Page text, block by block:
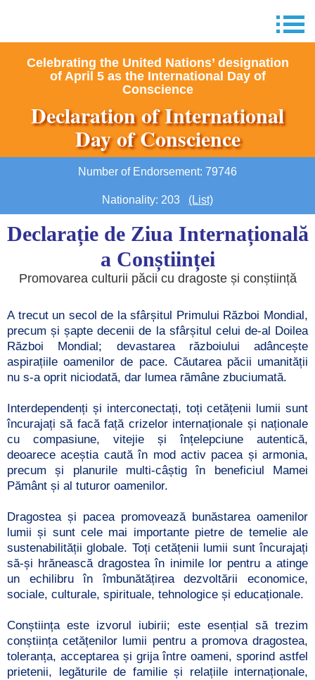
Celebrating the United Nations’ designation
of April 5 as the International Day of
Conscience
Declaration of International
Day of Conscience
Number of Endorsement: 79746
Nationality: 203 (List)
Declarație de Ziua Internațională
a Conștiinței
Promovarea culturii păcii cu dragoste și conștiință
A trecut un secol de la sfârșitul Primului Război Mondial,
precum și șapte decenii de la sfârșitul celui de-al Doilea
Război Mondial; devastarea războiului adâncește
aspirațiile oamenilor de pace. Căutarea păcii umanității
nu s-a oprit niciodată, dar lumea rămâne zbuciumată.
Interdependenți și interconectați, toți cetățenii lumii sunt
încurajați să facă față crizelor internaționale și naționale
cu compasiune, vitejie și înțelepciune autentică,
deoarece aceștia caută în mod activ pacea și armonia,
precum și planurile multi-câștig în beneficiul Mamei
Pământ și al tuturor oamenilor.
Dragostea și pacea promovează bunăstarea oamenilor
lumii și sunt cele mai importante pietre de temelie ale
sustenabilității globale. Toți cetățenii lumii sunt încurajați
să-și hrănească dragostea în inimile lor pentru a atinge
un echilibru în îmbunătățirea dezvoltării economice,
sociale, culturale, spirituale, tehnologice și educaționale.
Conștiința este izvorul iubirii; este esențial să trezim
conștiința cetățenilor lumii pentru a promova dragostea,
toleranța, acceptarea și grija între oameni, sporind astfel
prietenii, legăturile de familie și relațiile internaționale,